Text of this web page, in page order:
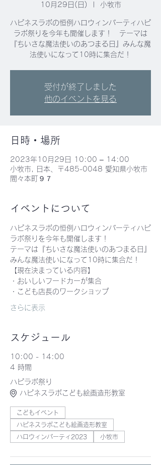
10月29日(日) 小牧市
ハピネスラボの恒例ハロウィンパーティハピ
ラボ祭りを今年も開催します！ テーマは
『ちいさな魔法使いのあつまる日』みんな魔
法使いになって10時に集合だ！
受付が終了しました
他のイベントを見る
日時・場所
2023年10月29日 10:00 – 14:00
小牧市, 日本、〒485-0048 愛知県小牧市
間々本町９７
イベントについて
ハピネスラボの恒例ハロウィンパーティハピ
ラボ祭りを今年も開催します！
テーマは『ちいさな魔法使いのあつまる日』
みんな魔法使いになって10時に集合だ！
【現在決まっている内容】
・おいしいフードカーが集合
・こども店長のワークショップ
さらに表示
スケジュール
10:00 - 14:00
4 時間
ハピラボ祭り
ハピネスラボこども絵画造形教室
こどもイベント
ハピネスラボこども絵画造形教室
ハロウィンパーティ2023
小牧市